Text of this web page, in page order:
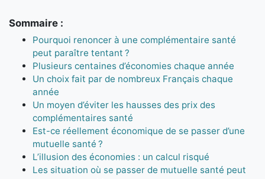
Sommaire :
Pourquoi renoncer à une complémentaire santé
peut paraître tentant ?
Plusieurs centaines d’économies chaque année
Un choix fait par de nombreux Français chaque
année
Un moyen d’éviter les hausses des prix des
complémentaires santé
Est-ce réellement économique de se passer d’une
mutuelle santé ?
L’illusion des économies : un calcul risqué
Les situation où se passer de mutuelle santé peut